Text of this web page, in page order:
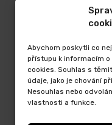
Abychom poskytli co
přístupu k informacím
cookies. Souhlas s
údaje, jako je chování
Nesouhlas nebo
vlastnosti a funkce.